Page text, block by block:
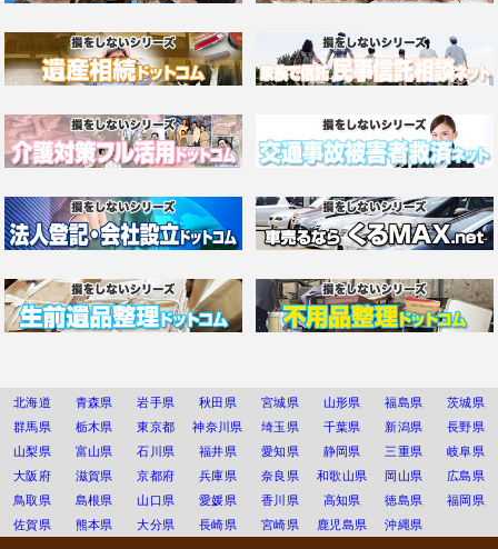
北海道 青森県 岩手県 秋田県 宮城県 山形県 福島県
茨城県
群馬県
栃木県 東京都 神奈川県 埼玉県 千葉県 新潟県
長野県
山梨県
富山県 石川県 福井県 愛知県 静岡県 三重県
岐阜県
大阪府
滋賀県 京都府 兵庫県 奈良県 和歌山県 岡山県
広島県
鳥取県
島根県 山口県 愛媛県 香川県 高知県 徳島県
福岡県
佐賀県
熊本県 大分県 長崎県 宮崎県 鹿児島県 沖縄県